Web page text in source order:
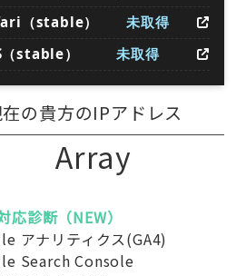
（stable）
未取得
stable）
未取得
の貴方のIPアドレス
Array
診断（NEW）
アナリティクス(GA4)
Search Console